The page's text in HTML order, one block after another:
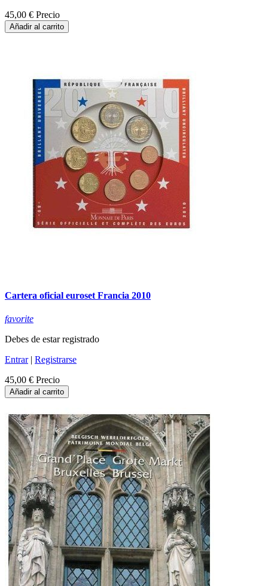
45,00 € Precio
Añadir al carrito
Cartera oficial euroset Francia 2010
favorite
Debes de estar registrado
Entrar| Registrarse
45,00 € Precio
Añadir al carrito